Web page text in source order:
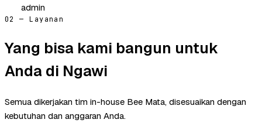
admin
02 — Layanan
Yang bisa kami bangun untuk
Anda di Ngawi
Semua dikerjakan tim in-house Bee Mata, disesuaikan dengan
kebutuhan dan anggaran Anda.